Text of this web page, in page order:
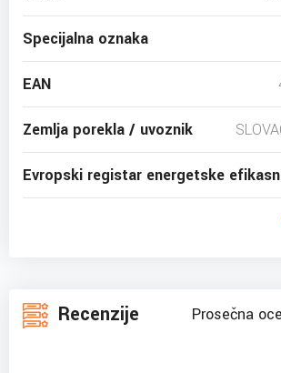
Specijalna oznaka
EAN
Zemlja porekla / uvoznik
Evropski registar energetske
Recenzije Prosečna